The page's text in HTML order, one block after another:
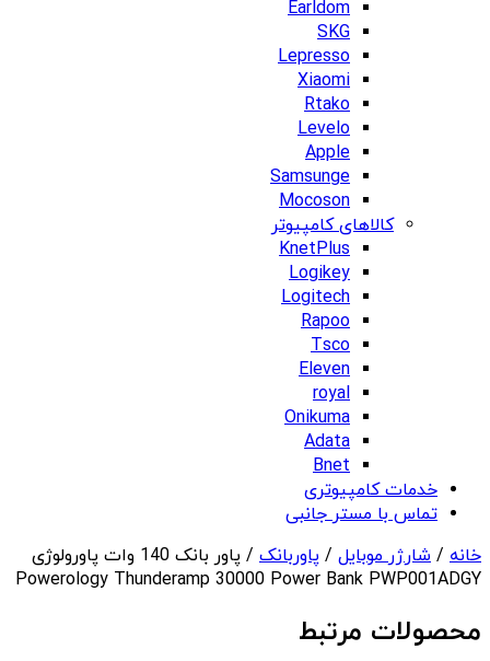
Earldom
SKG
Lepresso
Xiaomi
Rtako
Levelo
Apple
Samsunge
Mocoson
کالاهای کامپیوتر
KnetPlus
Logikey
Logitech
Rapoo
Tsco
Eleven
royal
Onikuma
Adata
Bnet
خدمات کامپیوتری
تماس با مستر جانبی
خانه / شارژر موبایل / پاوربانک
/ پاور بانک 140 وات پاورولوژی
Powerology Thunderamp 30000 Power Bank PWP001ADGY
محصولات مرتبط